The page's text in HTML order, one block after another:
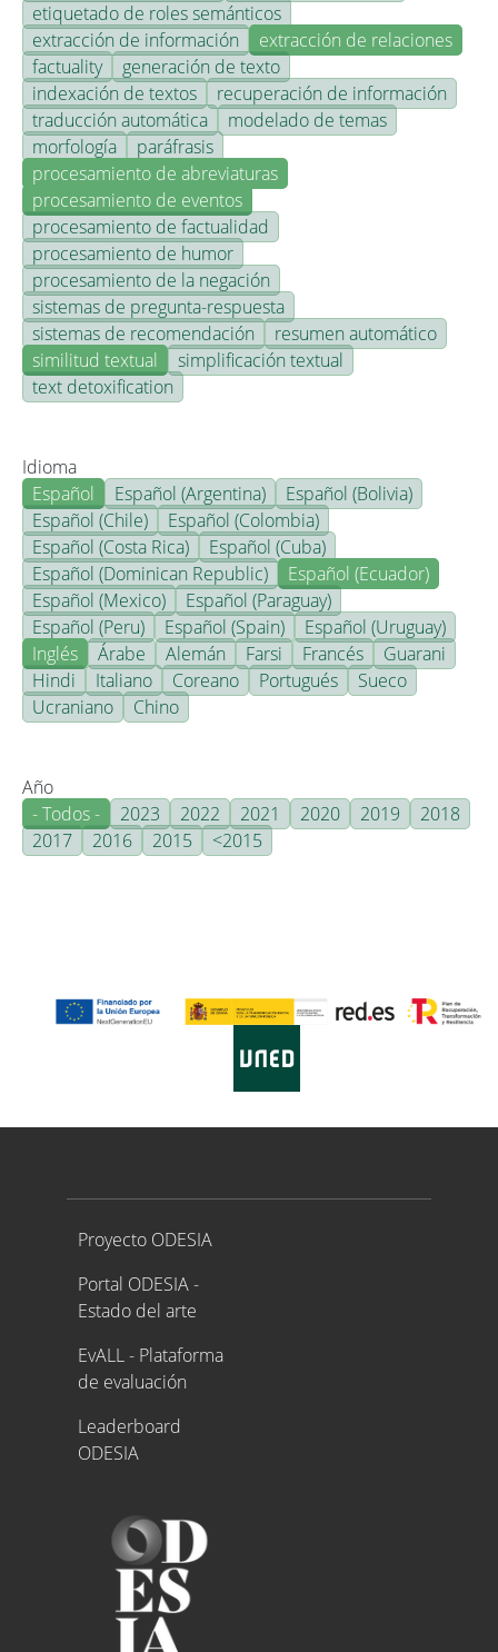
etiquetado de roles semánticos
extracción de información
extracción de relaciones
factuality
generación de texto
indexación de textos
recuperación de información
traducción automática
modelado de temas
morfología
paráfrasis
procesamiento de abreviaturas
procesamiento de eventos
procesamiento de factualidad
procesamiento de humor
procesamiento de la negación
sistemas de pregunta-respuesta
sistemas de recomendación
resumen automático
similitud textual
simplificación textual
text detoxification
Idioma
Español
Español (Argentina)
Español (Bolivia)
Español (Chile)
Español (Colombia)
Español (Costa Rica)
Español (Cuba)
Español (Dominican Republic)
Español (Ecuador)
Español (Mexico)
Español (Paraguay)
Español (Peru)
Español (Spain)
Español (Uruguay)
Inglés
Árabe Alemán Farsi Francés
Guarani
Hindi
Italiano Coreano Portugués
Sueco
Ucraniano
Chino
Año
- Todos -
2023 2022 2021 2020 2019
2018
2017
2016 2015 <2015
Proyecto ODESIA
Proyecto ODESIA
Portal ODESIA -
Estado del arte
EvALL - Plataforma
de evaluación
Leaderboard
ODESIA